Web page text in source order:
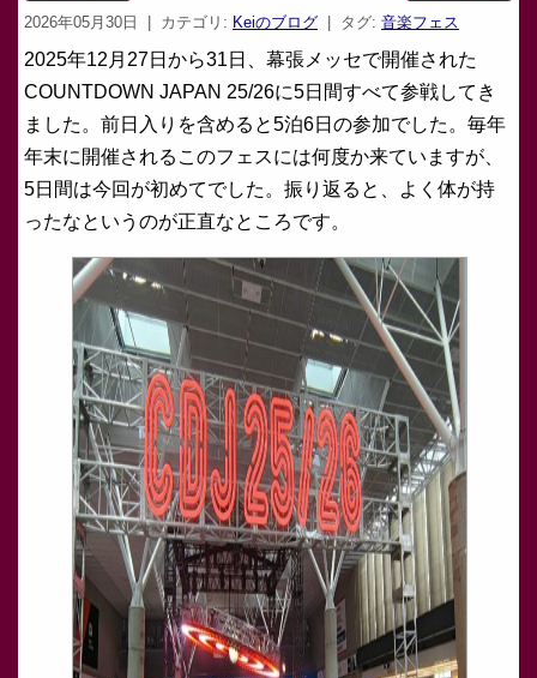
2026年05月30日 | カテゴリ: Keiのブログ | タグ: 音楽フェス
2025年12月27日から31日、幕張メッセで開催された
COUNTDOWN JAPAN 25/26に5日間すべて参戦してき
ました。前日入りを含めると5泊6日の参加でした。毎年
年末に開催されるこのフェスには何度か来ていますが、
5日間は今回が初めてでした。振り返ると、よく体が持
ったなというのが正直なところです。